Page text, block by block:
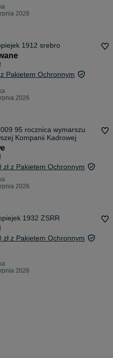
2026
1912 srebro
z Pakietem Ochronnym
2026
95 rocznica wymarszu
Kompanii Kadrowej
zł z Pakietem Ochronnym
2026
1932 ZSRR
zł z Pakietem Ochronnym
2026